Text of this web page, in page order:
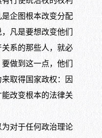
企图根本改变分配
凡是要想改变他们
系的那些人，就必
做到这一点，他们
取得国家政权：因
改变根本的法律关
对于任何政治理论